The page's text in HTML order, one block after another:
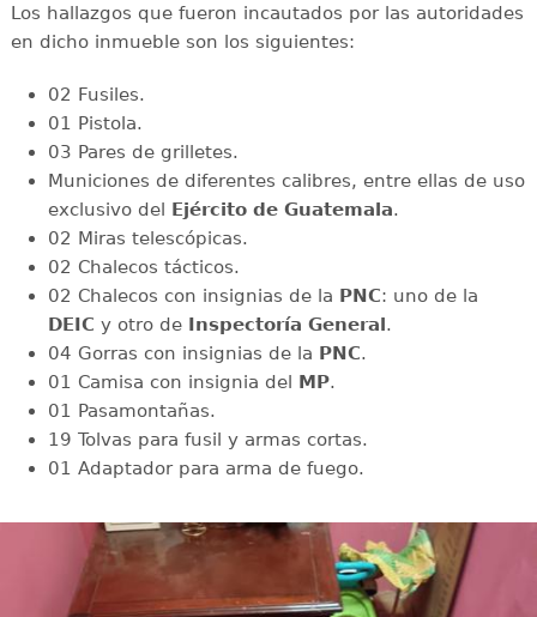
Los hallazgos que fueron incautados por las autoridades
en dicho inmueble son los siguientes:
02 Fusiles.
01 Pistola.
03 Pares de grilletes.
Municiones de diferentes calibres, entre ellas de uso
exclusivo del Ejército de Guatemala.
02 Miras telescópicas.
02 Chalecos tácticos.
02 Chalecos con insignias de la PNC: uno de la
DEIC y otro de Inspectoría General.
04 Gorras con insignias de la PNC.
01 Camisa con insignia del MP.
01 Pasamontañas.
19 Tolvas para fusil y armas cortas.
01 Adaptador para arma de fuego.